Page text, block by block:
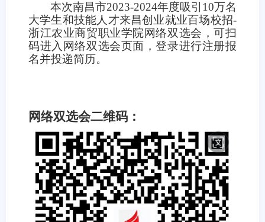
本次南昌市2023-2024年度吸引10万名
大学生和技能人才来昌创业就业百场校招-
浙江农业商贸职业学院网络双选会，可扫
码进入网络双选会页面，登录进行注册报
名并投递简历。
网络双选会二维码：